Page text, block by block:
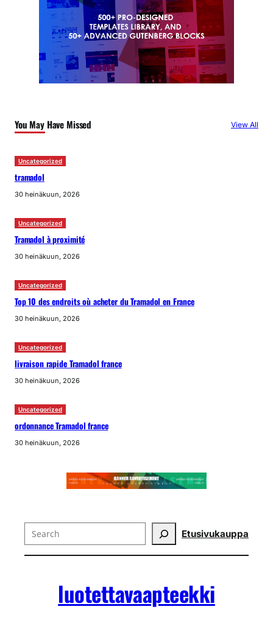
You May Have Missed View All
Uncategorized
tramadol
30 heinäkuun, 2026
Uncategorized
Tramadol à proximité
30 heinäkuun, 2026
Uncategorized
Top 10 des endroits où acheter du Tramadol en France
30 heinäkuun, 2026
Uncategorized
livraison rapide Tramadol france
30 heinäkuun, 2026
Uncategorized
ordonnance Tramadol france
30 heinäkuun, 2026
Search Etusivukauppa
luotettavaapteekki